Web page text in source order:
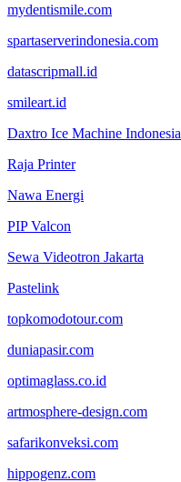
mydentismile.com
spartaserverindonesia.com
datascripmall.id
smileart.id
Daxtro Ice Machine Indonesia
Raja Printer
Nawa Energi
PIP Valcon
Sewa Videotron Jakarta
Pastelink
topkomodotour.com
duniapasir.com
optimaglass.co.id
artmosphere-design.com
safarikonveksi.com
hippogenz.com